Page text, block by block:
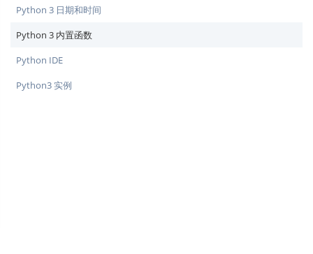
Python 3 日期和时间
Python 3 内置函数
Python IDE
Python3 实例